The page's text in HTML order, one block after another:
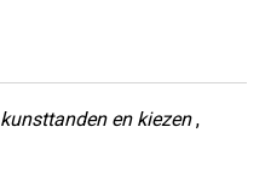
kunsttanden en kiezen,